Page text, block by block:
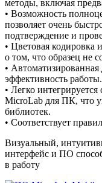
методы, включая
• Возможность
позволяет очень
подтверждение и
• Цветовая кодировка
о том, что образец не
•
эффективность работы.
• Легко
MicroLab для ПК, что
библиотек.
• Соответствует
Визуальный,
интерфейс и ПО
в работу